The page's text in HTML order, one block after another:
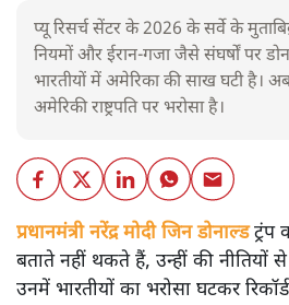
प्यू रिसर्च सेंटर के 2026 के सर्वे के
नियमों और ईरान-गजा जैसे संघर्षों पर
भारतीयों में अमेरिका की साख घटी है।
अमेरिकी राष्ट्रपति पर भरोसा है।
प्रधानमंत्री नरेंद्र मोदी जिन डोनाल्डट्रंप
बताते नहीं थकते हैं, उन्हीं की नीतियों
उनमें भारतीयों का भरोसा घटकर